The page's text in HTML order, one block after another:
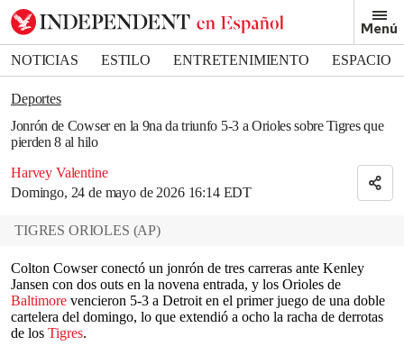
Menú
NOTICIAS ESTILO ENTRETENIMIENTO
ESPACIO
DEPORTES
Deportes
Jonrón de Cowser en la 9na da triunfo 5-3 a Orioles sobre Tigres que
pierden 8 al hilo
Harvey Valentine
Domingo, 24 de mayo de 2026 16:14 EDT
Bookmark popover
Removed from bookmarks
Close popover
TIGRES ORIOLES (AP)
Colton Cowser conectó un jonrón de tres carreras ante Kenley
Jansen con dos outs en la novena entrada, y los Orioles de
Baltimore vencieron 5-3 a Detroit en el primer juego de una doble
cartelera del domingo, lo que extendió a ocho la racha de derrotas
de los Tigres.